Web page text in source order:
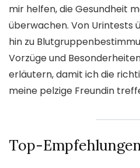
mir helfen, die Gesundheit
überwachen. Von Urintests
hin zu
Vorzüge und
erläutern, damit ich die
meine pelzige Freundin
Top-